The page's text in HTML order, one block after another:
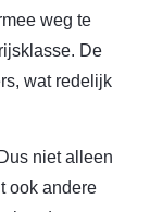
weg te
De
wat redelijk
niet alleen
ook andere